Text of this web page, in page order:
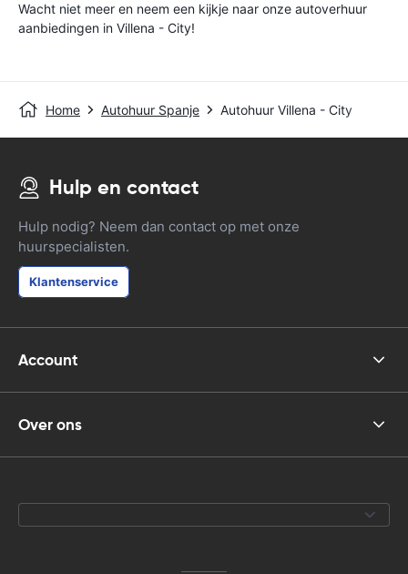
Wacht niet meer en neem een kijkje naar onze autoverhuur
aanbiedingen in Villena - City!
Home Autohuur Spanje Autohuur Villena - City
Hulp en contact
Hulp nodig? Neem dan contact op met onze
huurspecialisten.
Klantenservice
Account
Over ons